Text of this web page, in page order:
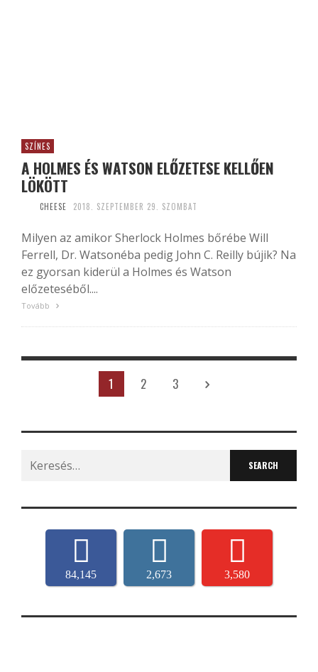
SZÍNES
A HOLMES ÉS WATSON ELŐZETESE KELLŐEN
LÖKÖTT
CHEESE 2018. SZEPTEMBER 29. SZOMBAT
Milyen az amikor Sherlock Holmes bőrébe Will
Ferrell, Dr. Watsonéba pedig John C. Reilly bújik? Na
ez gyorsan kiderül a Holmes és Watson
előzeteséből....
Tovább
1 2 3
Search
for:
84,145 2,673 3,580